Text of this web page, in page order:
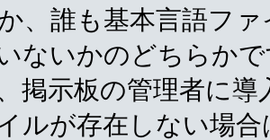
、誰も基本言語フ
ないかのどちらか
掲示板の管理者に
ルが存在しない場